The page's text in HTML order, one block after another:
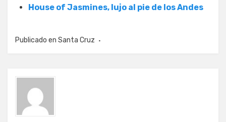
House of Jasmines, lujo al pie de los Andes
Publicado en Santa Cruz